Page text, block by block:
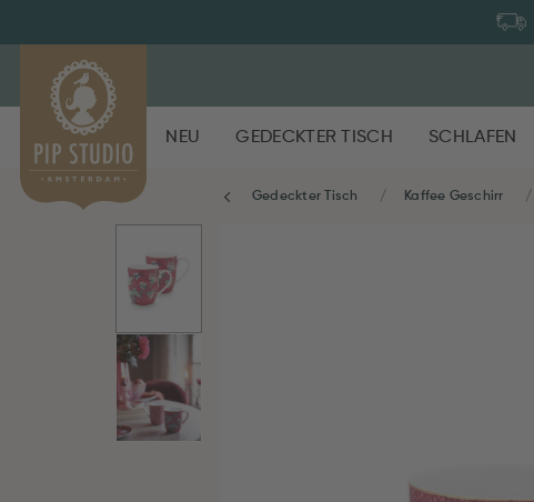
NEU GEDECKTER TISCH SCHLAFEN
Gedeckter Tisch Kaffee Geschirr